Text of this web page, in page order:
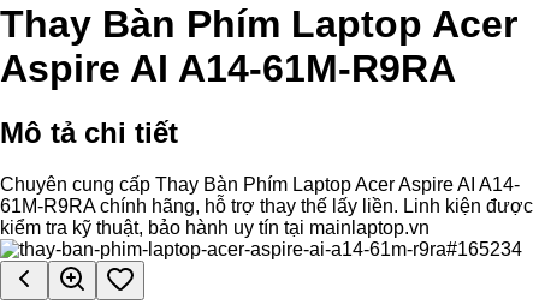
Thay Bàn Phím Laptop Acer
Aspire AI A14-61M-R9RA
Mô tả chi tiết
Chuyên cung cấp Thay Bàn Phím Laptop Acer Aspire AI A14-
61M-R9RA chính hãng, hỗ trợ thay thế lấy liền. Linh kiện được
kiểm tra kỹ thuật, bảo hành uy tín tại mainlaptop.vn